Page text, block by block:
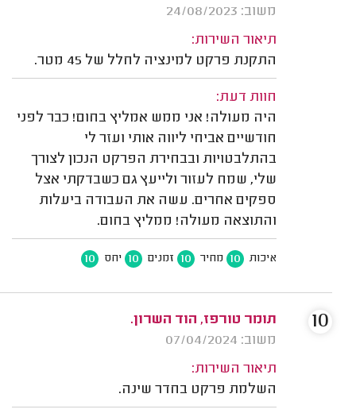
משוב: 24/08/2023
תיאור השירות:
התקנת פרקט למינציה לחלל של 45 מטר.
חוות דעת:
היה מעולה! אני ממש אמליץ בחום! כבר לפני
חודשיים אביחי ליווה אותי ועזר לי
בהתלבטויות ובבחירת הפרקט הנכון לצורך
שלי, שמח לעזור ולייעץ גם כשבדקתי אצל
ספקים אחרים. עשה את העבודה ביעלות
והתוצאה מעולה! ממליץ בחום.
איכות 10 מחיר 10 זמנים 10 יחס 10
תומר טורפז, הוד השרון.
משוב: 07/04/2024
תיאור השירות:
השלמת פרקט בחדר שינה.
10